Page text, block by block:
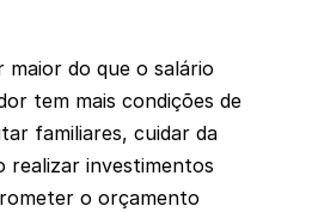
do que o salário
tem mais condições de
familiares, cuidar da
realizar investimentos
o orçamento